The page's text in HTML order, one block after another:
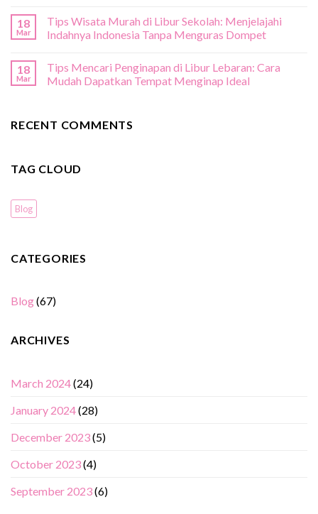
Eksplorasi
Surga
Menawan
18
Mar
Tips Wisata Murah di Libur Sekolah: Menjelajahi
Indahnya Indonesia Tanpa Menguras Dompet
18
Mar
Tips Mencari Penginapan di Libur Lebaran: Cara
Mudah Dapatkan Tempat Menginap Ideal
RECENT COMMENTS
TAG CLOUD
Blog
CATEGORIES
Blog(67)
ARCHIVES
March 2024(24)
January 2024(28)
December 2023(5)
October 2023(4)
September 2023(6)